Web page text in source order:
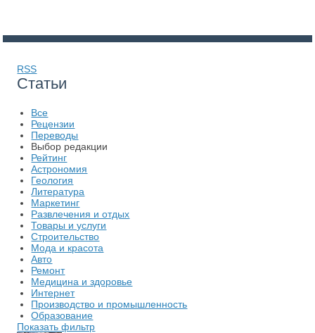
RSS
Статьи
Все
Рецензии
Переводы
Выбор редакции
Рейтинг
Астрономия
Геология
Литература
Маркетинг
Развлечения и отдых
Товары и услуги
Строительство
Мода и красота
Авто
Ремонт
Медицина и здоровье
Интернет
Производство и промышленность
Образование
Показать фильтр